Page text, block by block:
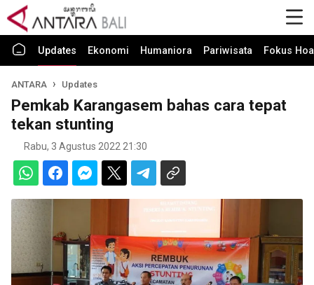
Updates Ekonomi Humaniora Pariwisata Fokus
ANTARA Updates
Pemkab Karangasem bahas cara tepat
tekan stunting
Rabu, 3 Agustus 2022 21:30